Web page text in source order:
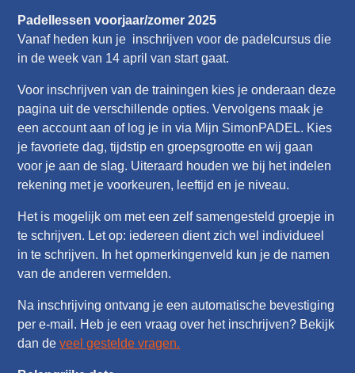
Padellessen voorjaar/zomer 2025
Vanaf heden kun je inschrijven voor de padelcursus die
in de week van 14 april van start gaat.
Voor inschrijven van de trainingen kies je onderaan deze
pagina uit de verschillende opties. Vervolgens maak je
een account aan of log je in via Mijn SimonPADEL. Kies
je favoriete dag, tijdstip en groepsgrootte en wij gaan
voor je aan de slag. Uiteraard houden we bij het indelen
rekening met je voorkeuren, leeftijd en je niveau.
Het is mogelijk om met een zelf samengesteld groepje in
te schrijven. Let op: iedereen dient zich wel individueel
in te schrijven. In het opmerkingenveld kun je de namen
van de anderen vermelden.
Na inschrijving ontvang je een automatische bevestiging
per e-mail. Heb je een vraag over het inschrijven? Bekijk
dan deveel gestelde vragen.